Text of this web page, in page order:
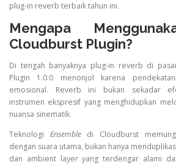
plug-in reverb terbaik tahun ini.
Mengapa
Cloudburst Plugin?
Di tengah banyaknya plug-in reverb di
Plugin 1.0.0 menonjol karena
emosional. Reverb ini bukan sekadar
instrumen ekspresif yang menghidupkan
nuansa sinematik.
Teknologi Ensembledi Cloudburst
dengan suara utama, bukan hanya
dan ambient layer yang terdengar alami